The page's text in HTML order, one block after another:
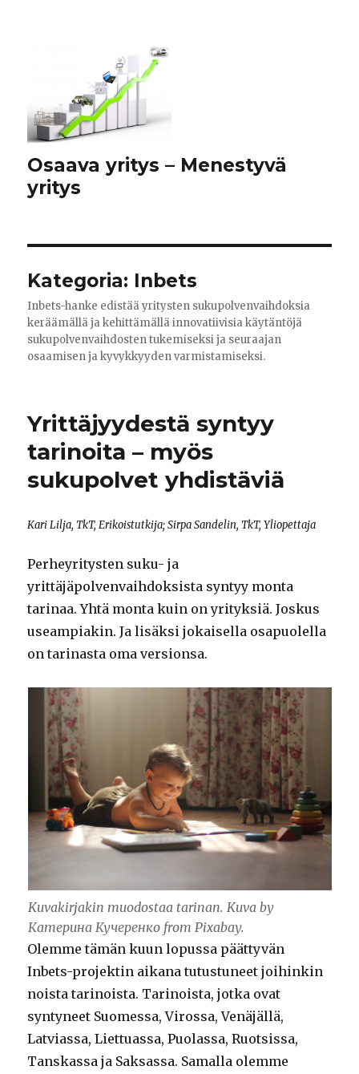
Osaava yritys – Menestyvä
yritys
Kategoria: Inbets
Inbets-hanke edistää yritysten sukupolvenvaihdoksia
keräämällä ja kehittämällä innovatiivisia käytäntöjä
sukupolvenvaihdosten tukemiseksi ja seuraajan
osaamisen ja kyvykkyyden varmistamiseksi.
Yrittäjyydestä syntyy
tarinoita – myös
sukupolvet yhdistäviä
Kari Lilja, TkT, Erikoistutkija; Sirpa Sandelin, TkT, Yliopettaja
Perheyritysten suku- ja
yrittäjäpolvenvaihdoksista syntyy monta
tarinaa. Yhtä monta kuin on yrityksiä. Joskus
useampiakin. Ja lisäksi jokaisella osapuolella
on tarinasta oma versionsa.
Kuvakirjakin muodostaa tarinan. Kuva by
Катерина Кучеренко from Pixabay.
Olemme tämän kuun lopussa päättyvän
Inbets-projektin aikana tutustuneet joihinkin
noista tarinoista. Tarinoista, jotka ovat
syntyneet Suomessa, Virossa, Venäjällä,
Latviassa, Liettuassa, Puolassa, Ruotsissa,
Tanskassa ja Saksassa. Samalla olemme